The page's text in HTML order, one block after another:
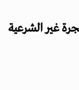
غير الشرعية